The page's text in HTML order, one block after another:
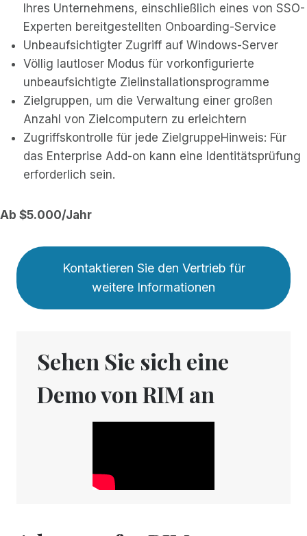
Ihres Unternehmens, einschließlich eines von SSO-
Experten bereitgestellten Onboarding-Service
Unbeaufsichtigter Zugriff auf Windows-Server
Völlig lautloser Modus für vorkonfigurierte
unbeaufsichtigte Zielinstallationsprogramme
Zielgruppen, um die Verwaltung einer großen
Anzahl von Zielcomputern zu erleichtern
Zugriffskontrolle für jede ZielgruppeHinweis: Für
das Enterprise Add-on kann eine Identitätsprüfung
erforderlich sein.
Ab $5.000/Jahr
Kontaktieren Sie den Vertrieb für
weitere Informationen
Sehen Sie sich eine
Demo von RIM an